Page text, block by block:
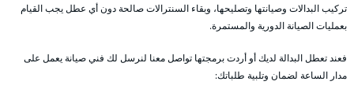
تركيب البدالات وصيانتها وتصليحها، وبقاء السنترالات صالحة دون أي عطل يجب القيام
بعمليات الصيانة الدورية والمستمرة.
فعند تعطل البدالة لديك أو أردت برمجتها تواصل معنا لنرسل لك فني صيانة يعمل على
مدار الساعة لضمان وتلبية طلباتك: